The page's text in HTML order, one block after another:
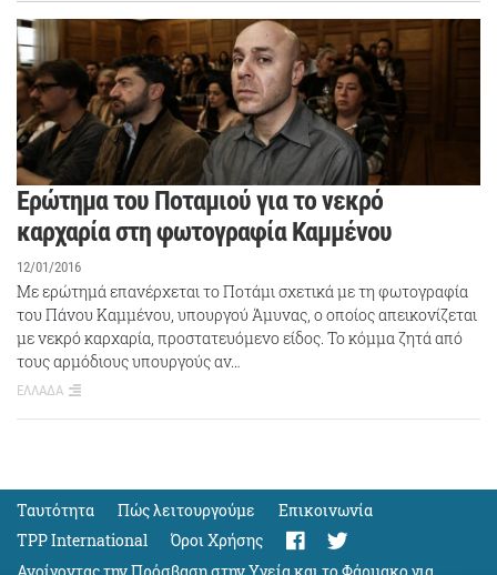
Ερώτημα του Ποταμιού για το νεκρό
καρχαρία στη φωτογραφία Καμμένου
12/01/2016
Με ερώτημά επανέρχεται το Ποτάμι σχετικά με τη φωτογραφία
του Πάνου Καμμένου, υπουργού Άμυνας, ο οποίος απεικονίζεται
με νεκρό καρχαρία, προστατευόμενο είδος. Το κόμμα ζητά από
τους αρμόδιους υπουργούς αν…
ΕΛΛΑΔΑ
Ταυτότητα Πώς λειτουργούμε
Eπικοινωνία
TPP International
Όροι Χρήσης